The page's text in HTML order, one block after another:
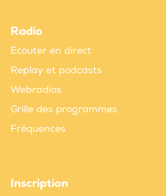
Radio
Ecouter en direct
Replay et podcasts
Webradios
Grille des programmes
Fréquences
Inscription